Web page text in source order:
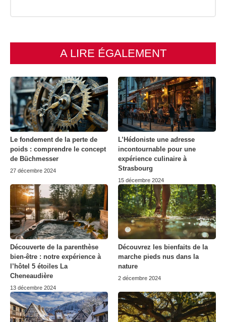
A LIRE ÉGALEMENT
Le fondement de la perte de
poids : comprendre le concept
de Büchmesser
27 décembre 2024
L’Hédoniste une adresse
incontournable pour une
expérience culinaire à
Strasbourg
15 décembre 2024
Découverte de la parenthèse
bien-être : notre expérience à
l’hôtel 5 étoiles La
Cheneaudière
13 décembre 2024
Découvrez les bienfaits de la
marche pieds nus dans la
nature
2 décembre 2024